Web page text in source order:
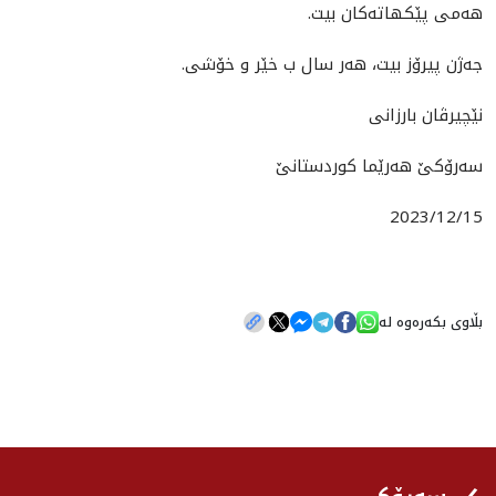
هه‌مى پێكهاته‌كان بيت.
جه‌ژن پيرۆز بيت، هه‌ر سال ب خێر و خۆشى.
نێچيرڤان بارزانى
سه‌رۆكێ هه‌رێما كوردستانێ
2023/12/15
بڵاوی بکەرەوە لە